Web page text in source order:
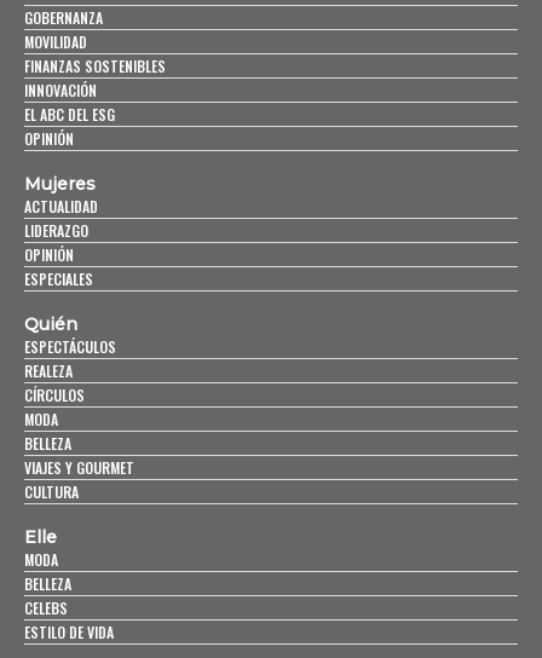
GOBERNANZA
MOVILIDAD
FINANZAS SOSTENIBLES
INNOVACIÓN
EL ABC DEL ESG
OPINIÓN
Mujeres
ACTUALIDAD
LIDERAZGO
OPINIÓN
ESPECIALES
Quién
ESPECTÁCULOS
REALEZA
CÍRCULOS
MODA
BELLEZA
VIAJES Y GOURMET
CULTURA
Elle
MODA
BELLEZA
CELEBS
ESTILO DE VIDA